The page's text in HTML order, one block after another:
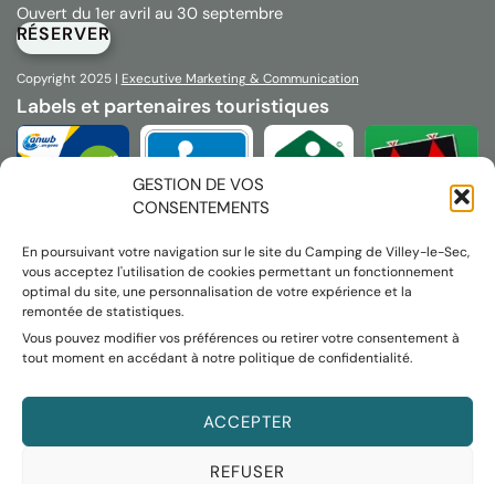
GESTION DE VOS
CONSENTEMENTS
En poursuivant votre navigation sur le site du Camping de Villey-le-Sec,
vous acceptez l'utilisation de cookies permettant un fonctionnement
optimal du site, une personnalisation de votre expérience et la
remontée de statistiques.
Vous pouvez modifier vos préférences ou retirer votre consentement à
tout moment en accédant à notre politique de confidentialité.
ACCEPTER
REFUSER
Ouvert du 1er avril au 30 septembre
RÉSERVER
Copyright 2025 | Executive Marketing & Communication
Labels et partenaires touristiques